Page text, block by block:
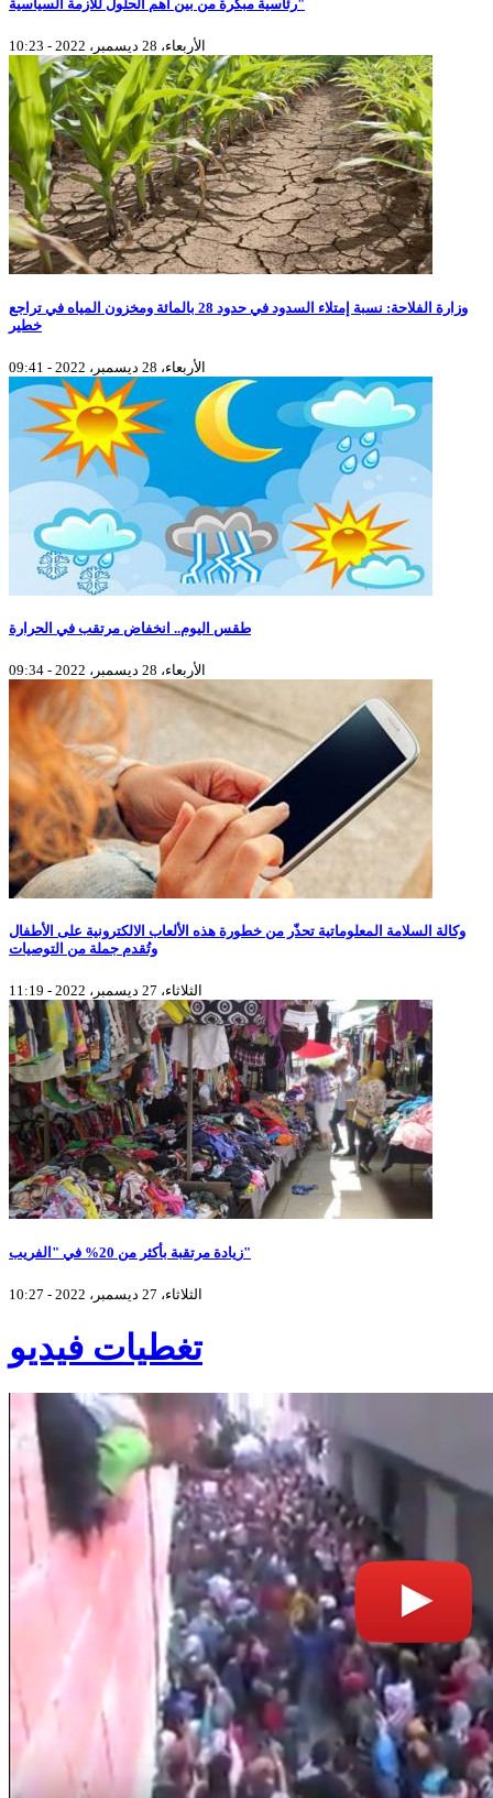
رئاسية مبكرة من بين أهم الحلول للأزمة السياسية"
الأربعاء، 28 ديسمبر، 2022 - 10:23
وزارة الفلاحة: نسبة إمتلاء السدود في حدود 28 بالمائة ومخزون المياه في تراجع
خطير
الأربعاء، 28 ديسمبر، 2022 - 09:41
طقس اليوم.. انخفاض مرتقب في الحرارة
الأربعاء، 28 ديسمبر، 2022 - 09:34
وكالة السلامة المعلوماتية تحذّر من خطورة هذه الألعاب الالكترونية على الأطفال
وتُقدم جملة من التوصيات
الثلاثاء، 27 ديسمبر، 2022 - 11:19
زيادة مرتقبة بأكثر من 20% في "الفريب"
الثلاثاء، 27 ديسمبر، 2022 - 10:27
تغطيات فيديو